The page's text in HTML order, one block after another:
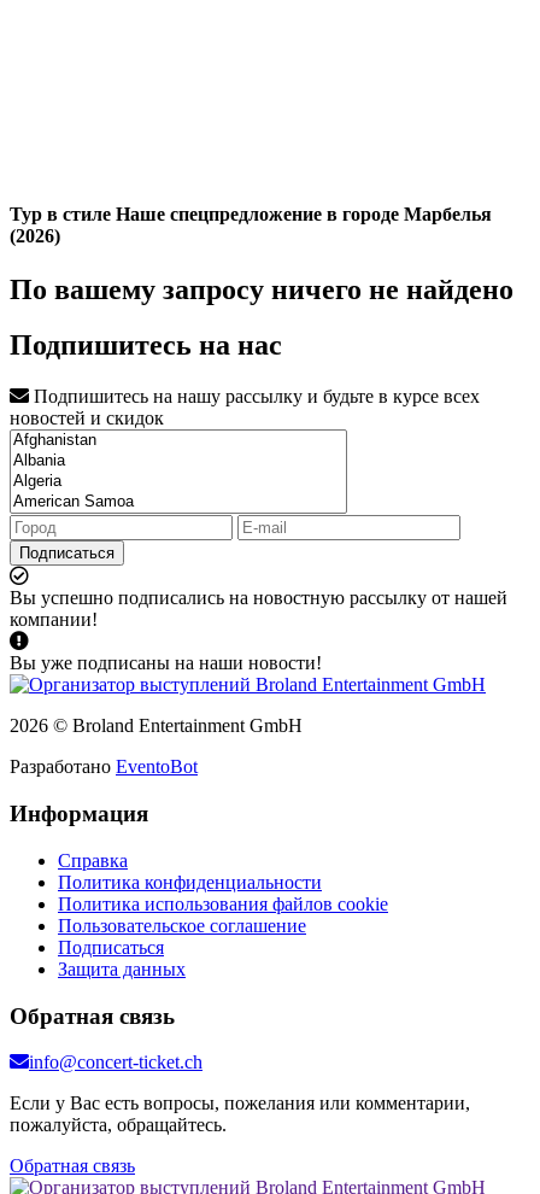
Тур в стиле Наше спецпредложение в городе Марбелья
(2026)
По вашему запросу ничего не найдено
Подпишитесь на нас
Подпишитесь на нашу рассылку и будьте в курсе всех
новостей и скидок
Подписаться
Вы успешно подписались на новостную рассылку от нашей
компании!
Вы уже подписаны на наши новости!
2026 © Broland Entertainment GmbH
Разработано EventoBot
Информация
Справка
Политика конфиденциальности
Политика использования файлов cookie
Пользовательское соглашение
Подписаться
Защита данных
Обратная связь
info@concert-ticket.ch
Если у Вас есть вопросы, пожелания или комментарии,
пожалуйста, обращайтесь.
Обратная связь